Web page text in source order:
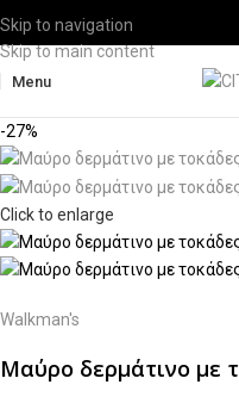
Skip to navigation
Skip to main content
Menu
-27%
Click to enlarge
Walkman's
Μαύρο δερμάτινο με